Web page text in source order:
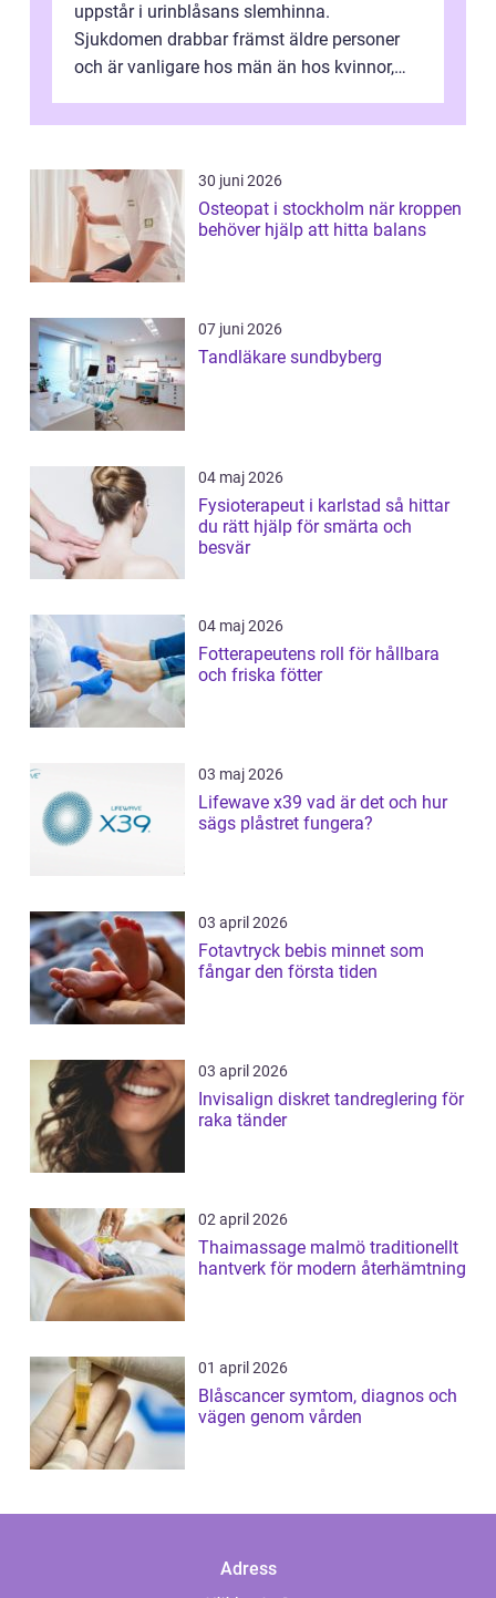
uppstår i urinblåsans slemhinna.
Sjukdomen drabbar främst äldre personer
och är vanligare hos män än hos kvinnor,
förändringarna u...
30 juni 2026
Osteopat i stockholm när kroppen
behöver hjälp att hitta balans
07 juni 2026
Tandläkare sundbyberg
04 maj 2026
Fysioterapeut i karlstad så hittar
du rätt hjälp för smärta och
besvär
04 maj 2026
Fotterapeutens roll för hållbara
och friska fötter
03 maj 2026
Lifewave x39 vad är det och hur
sägs plåstret fungera?
03 april 2026
Fotavtryck bebis minnet som
fångar den första tiden
03 april 2026
Invisalign diskret tandreglering för
raka tänder
02 april 2026
Thaimassage malmö traditionellt
hantverk för modern återhämtning
01 april 2026
Blåscancer symtom, diagnos och
vägen genom vården
Adress